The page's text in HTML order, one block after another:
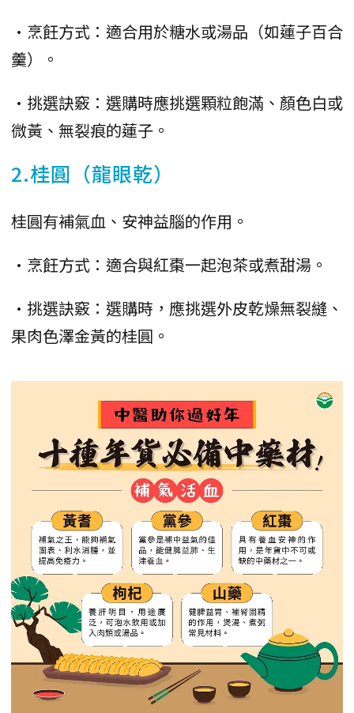
•烹飪方式：適合用於糖水或湯品（如蓮子百合
羹）。
•挑選訣竅：選購時應挑選顆粒飽滿、顏色白或
微黃、無裂痕的蓮子。
2.桂圓（龍眼乾）
桂圓有補氣血、安神益腦的作用。
•烹飪方式：適合與紅棗一起泡茶或煮甜湯。
•挑選訣竅：選購時，應挑選外皮乾燥無裂縫、
果肉色澤金黃的桂圓。